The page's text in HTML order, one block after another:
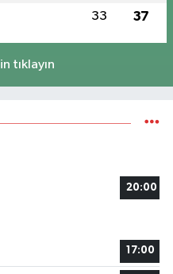
33 37
tıklayın
20:00
17:00